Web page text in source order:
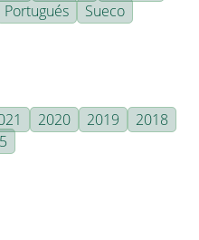
Portugués
Sueco
2020 2019
2018